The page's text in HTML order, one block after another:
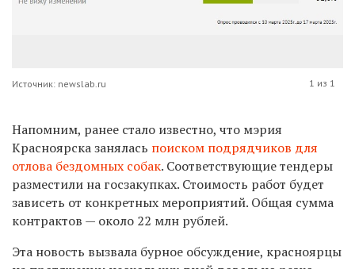
Источник: newslab.ru 1 из 1
Напомним, ранее стало известно, что мэрия
Красноярска занялась поиском подрядчиков для
отлова бездомных собак. Соответствующие тендеры
разместили на госзакупках. Стоимость работ будет
зависеть от конкретных мероприятий. Общая сумма
контрактов — около 22 млн рублей.
Эта новость вызвала бурное обсуждение, красноярцы